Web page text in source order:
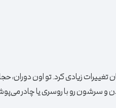
پوشش زنان تغییرات زیادی کرد. تو
و سرشون رو با روسری یا چادر